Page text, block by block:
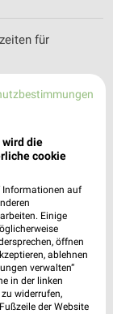
für
Öffnungszeiten
Flüge
für
wird die
cookie
Informationen auf
Einige
öffnen
ablehnen
verwalten“
in der linken
widerrufen,
der Website